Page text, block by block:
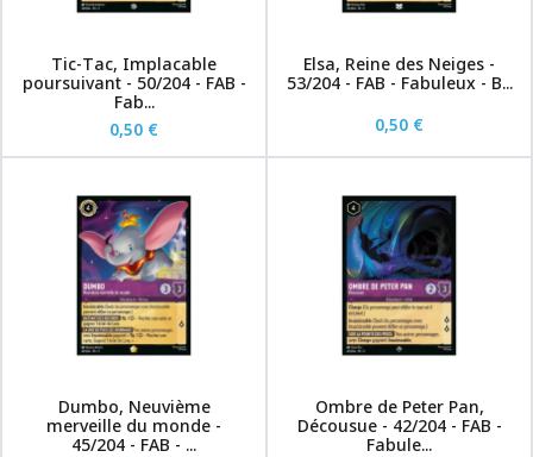
Tic-Tac, Implacable
poursuivant - 50/204 - FAB -
Fab...
0,50 €
Elsa, Reine des Neiges -
53/204 - FAB - Fabuleux - B...
0,50 €
Dumbo, Neuvième
merveille du monde -
45/204 - FAB - ...
Ombre de Peter Pan,
Décousue - 42/204 - FAB -
Fabule...